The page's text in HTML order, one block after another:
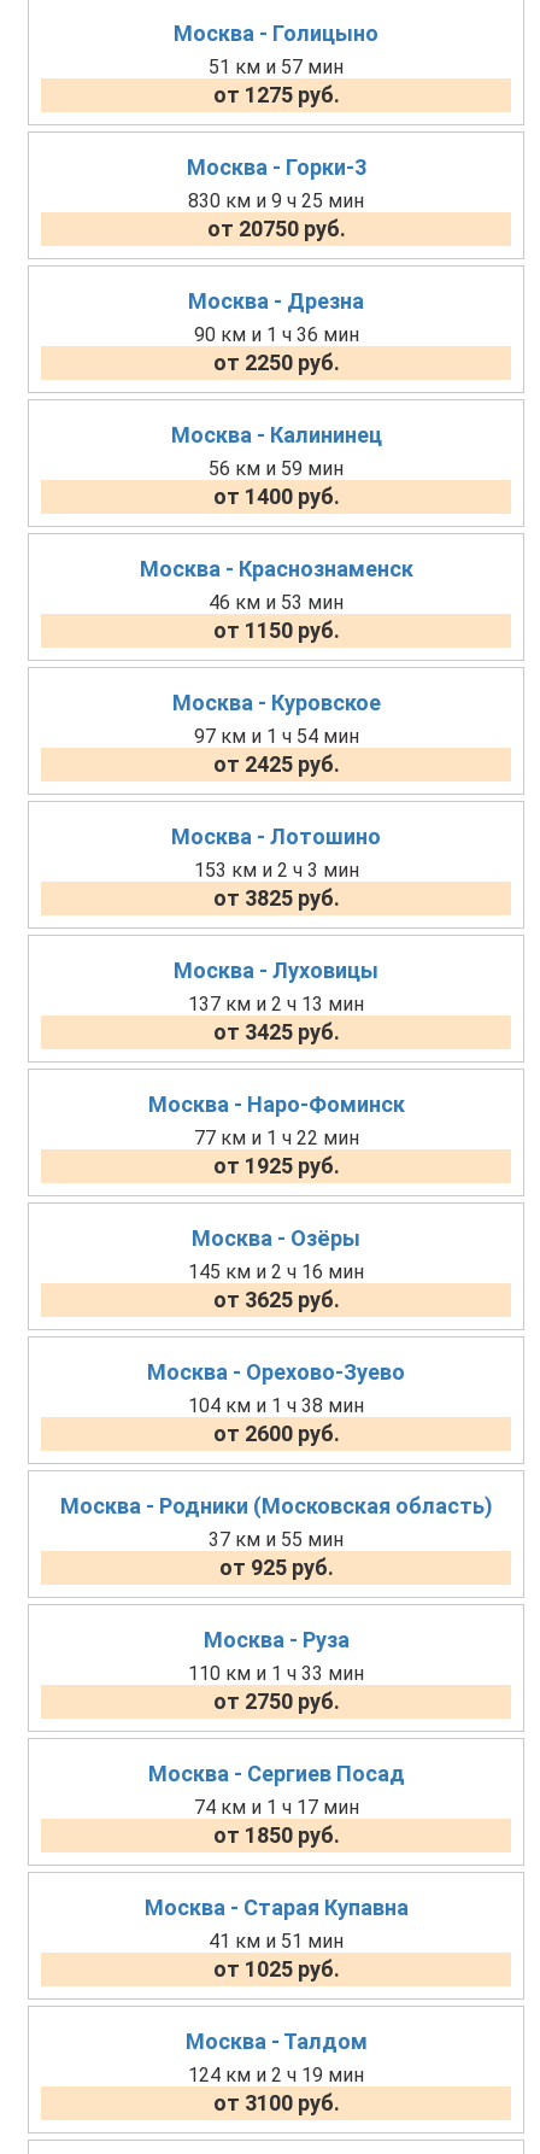
Москва - Голицыно
51 км и 57 мин
от 1275 руб.
Москва - Горки-3
830 км и 9 ч 25 мин
от 20750 руб.
Москва - Дрезна
90 км и 1 ч 36 мин
от 2250 руб.
Москва - Калининец
56 км и 59 мин
от 1400 руб.
Москва - Краснознаменск
46 км и 53 мин
от 1150 руб.
Москва - Куровское
97 км и 1 ч 54 мин
от 2425 руб.
Москва - Лотошино
153 км и 2 ч 3 мин
от 3825 руб.
Москва - Луховицы
137 км и 2 ч 13 мин
от 3425 руб.
Москва - Наро-Фоминск
77 км и 1 ч 22 мин
от 1925 руб.
Москва - Озёры
145 км и 2 ч 16 мин
от 3625 руб.
Москва - Орехово-Зуево
104 км и 1 ч 38 мин
от 2600 руб.
Москва - Родники (Московская область)
37 км и 55 мин
от 925 руб.
Москва - Руза
110 км и 1 ч 33 мин
от 2750 руб.
Москва - Сергиев Посад
74 км и 1 ч 17 мин
от 1850 руб.
Москва - Старая Купавна
41 км и 51 мин
от 1025 руб.
Москва - Талдом
124 км и 2 ч 19 мин
от 3100 руб.